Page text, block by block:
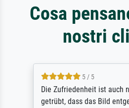
Cosa
nostri
5 / 5
Die Zufriedenheit ist auch
getrübt, dass das Bild